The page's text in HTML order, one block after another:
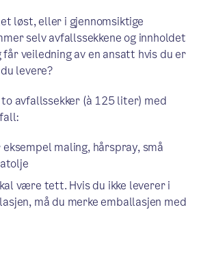
løst, eller i gjennomsiktige
selv avfallssekkene og innholdet
veiledning av en ansatt hvis du er
levere?
to avfallssekker (à 125 liter) med
maling, hårspray, små
være tett. Hvis du ikke leverer i
må du merke emballasjen med